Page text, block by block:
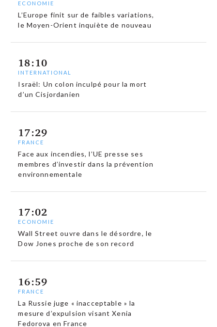
ECONOMIE
L’Europe finit sur de faibles variations,
le Moyen-Orient inquiète de nouveau
18:10
INTERNATIONAL
Israël: Un colon inculpé pour la mort
d’un Cisjordanien
17:29
FRANCE
Face aux incendies, l’UE presse ses
membres d’investir dans la prévention
environnementale
17:02
ECONOMIE
Wall Street ouvre dans le désordre, le
Dow Jones proche de son record
16:59
FRANCE
La Russie juge « inacceptable » la
mesure d’expulsion visant Xenia
Fedorova en France